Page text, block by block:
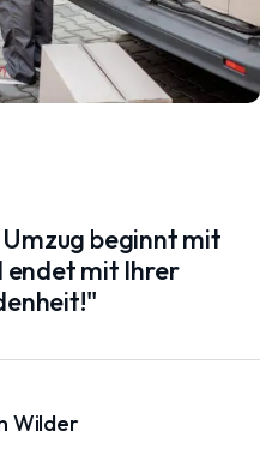
beginnt mit
endet mit Ihrer
Wilder